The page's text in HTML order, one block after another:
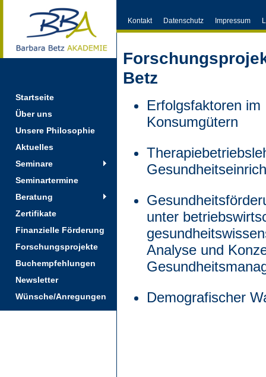
Startseite
Über uns
Unsere Philosophie
Aktuelles
Seminare
Seminartermine
Beratung
Zertifikate
Finanzielle Förderung
Forschungsprojekte
Buchempfehlungen
Newsletter
Wünsche/Anregungen
Kontakt Datenschutz Impressum
Betz
Erfolgsfaktoren
Konsumgütern
unter
Analyse und
Demografischer